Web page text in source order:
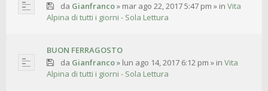
da Gianfranco» mar ago 22, 2017 5:47 pm » in Vita
Alpina di tutti i giorni - Sola Lettura
BUON FERRAGOSTO
da Gianfranco» lun ago 14, 2017 6:12 pm » in Vita
Alpina di tutti i giorni - Sola Lettura